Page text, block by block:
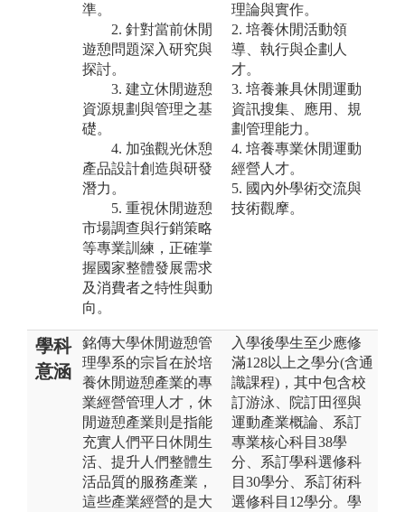
準。
2. 針對當前休閒
遊憩問題深入研究與
探討。
3. 建立休閒遊憩
資源規劃與管理之基
礎。
4. 加強觀光休憩
產品設計創造與研發
潛力。
5. 重視休閒遊憩
市場調查與行銷策略
等專業訓練，正確掌
握國家整體發展需求
及消費者之特性與動
向。
理論與實作。
2. 培養休閒活動領
導、執行與企劃人
才。
3. 培養兼具休閒運動
資訊搜集、應用、規
劃管理能力。
4. 培養專業休閒運動
經營人才。
5. 國內外學術交流與
技術觀摩。
學科
意涵
銘傳大學休閒遊憩管
理學系的宗旨在於培
養休閒遊憩產業的專
業經營管理人才，休
閒遊憩產業則是指能
充實人們平日休閒生
活、提升人們整體生
活品質的服務產業，
這些產業經營的是大
入學後學生至少應修
滿128以上之學分(含通
識課程)，其中包含校
訂游泳、院訂田徑與
運動產業概論、系訂
專業核心科目38學
分、系訂學科選修科
目30學分、系訂術科
選修科目12學分。學